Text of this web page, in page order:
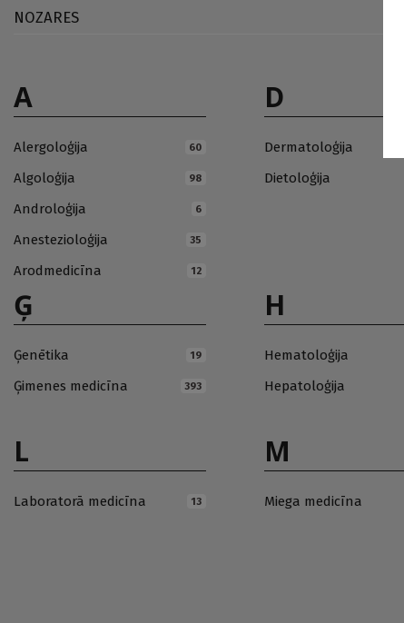
NOZARES
A
Alergoloģija 60
Algoloģija 98
Androloģija 6
Anestezioloģija 35
Arodmedicīna 12
D
Dermatoloģija
Dietoloģija
Ģ
Ģenētika 19
Ģimenes medicīna 393
H
Hematoloģija
Hepatoloģija
L
Laboratorā medicīna 13
M
Miega medicīna